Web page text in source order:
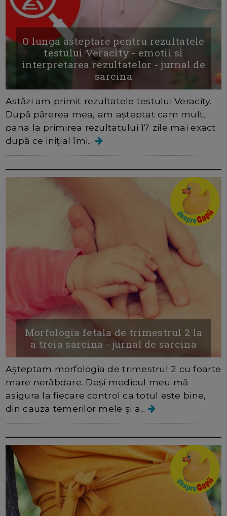
O lunga asteptare pentru rezultatele
testului Veracity - emotii si
interpretarea rezultatelor - jurnal de
sarcina
Astăzi am primit rezultatele testului Veracity.
După părerea mea, am așteptat cam mult,
pana la primirea rezultatului 17 zile mai exact
după ce inițial îmi...
Morfologia fetala de trimestrul 2 la
a treia sarcina - jurnal de sarcina
Așteptam morfologia de trimestrul 2 cu foarte
mare nerăbdare. Deși medicul meu mă
asigura la fiecare control ca totul este bine,
din cauza temerilor mele și a...